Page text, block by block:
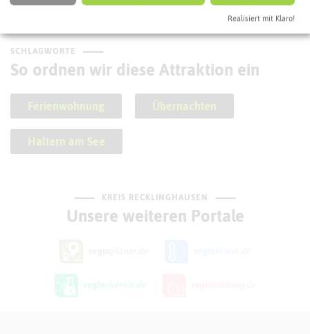
SCHLAGWORTE
So ordnen wir diese Attraktion ein
Ferienwohnung Übernachten
Haltern am See
KREIS RECKLINGHAUSEN
Unsere weiteren Portale
Realisiert mit Klaro!